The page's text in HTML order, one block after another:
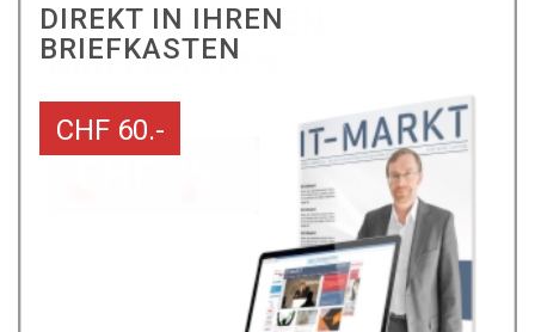
DIREKT IN IHREN
BRIEFKASTEN
CHF 60.-